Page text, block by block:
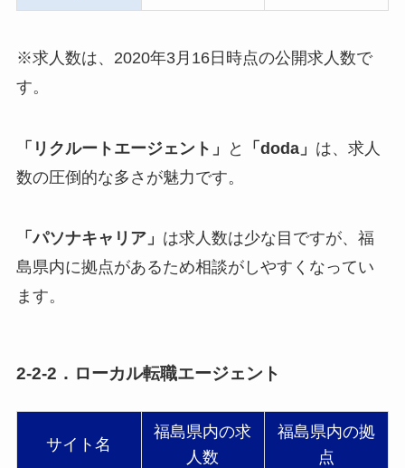
※求人数は、2020年3月16日時点の公開求人数で
す。
「リクルートエージェント」 と 「doda」 は、求人
数の圧倒的な多さが魅力です。
「パソナキャリア」 は求人数は少な目ですが、福
島県内に拠点があるため相談がしやすくなってい
ます。
2-2-2．ローカル転職エージェント
サイト名
福島県内の求
人数
福島県内の拠
点